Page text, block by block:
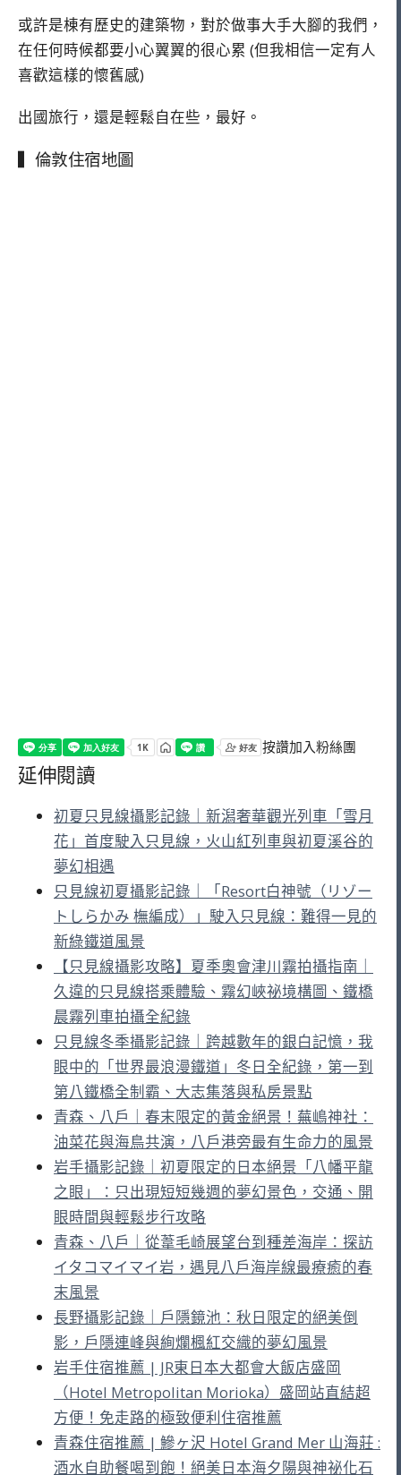
或許是棟有歷史的建築物，對於做事大手大腳的我們，
在任何時候都要小心翼翼的很心累 (但我相信一定有人
喜歡這樣的懷舊感)
出國旅行，還是輕鬆自在些，最好。
▍倫敦住宿地圖
按讚加入粉絲團
延伸閱讀
初夏只見線攝影記錄｜新潟奢華觀光列車「雪月
花」首度駛入只見線，火山紅列車與初夏溪谷的
夢幻相遇
只見線初夏攝影記錄｜「Resort白神號（リゾー
トしらかみ 橅編成）」駛入只見線：難得一見的
新綠鐵道風景
【只見線攝影攻略】夏季奧會津川霧拍攝指南｜
久違的只見線搭乘體驗、霧幻峽祕境構圖、鐵橋
晨霧列車拍攝全紀錄
只見線冬季攝影記錄｜跨越數年的銀白記憶，我
眼中的「世界最浪漫鐵道」冬日全紀錄，第一到
第八鐵橋全制霸、大志集落與私房景點
青森、八戶｜春末限定的黃金絕景！蕪嶋神社：
油菜花與海鳥共演，八戶港旁最有生命力的風景
岩手攝影記錄｜初夏限定的日本絕景「八幡平龍
之眼」：只出現短短幾週的夢幻景色，交通、開
眼時間與輕鬆步行攻略
青森、八戶｜從葦毛崎展望台到種差海岸：探訪
イタコマイマイ岩，遇見八戶海岸線最療癒的春
末風景
長野攝影記錄｜戶隱鏡池：秋日限定的絕美倒
影，戶隱連峰與絢爛楓紅交織的夢幻風景
岩手住宿推薦 | JR東日本大都會大飯店盛岡
（Hotel Metropolitan Morioka）盛岡站直結超
方便！免走路的極致便利住宿推薦
青森住宿推薦 | 鰺ヶ沢 Hotel Grand Mer 山海莊 :
酒水自助餐喝到飽！絕美日本海夕陽與神祕化石